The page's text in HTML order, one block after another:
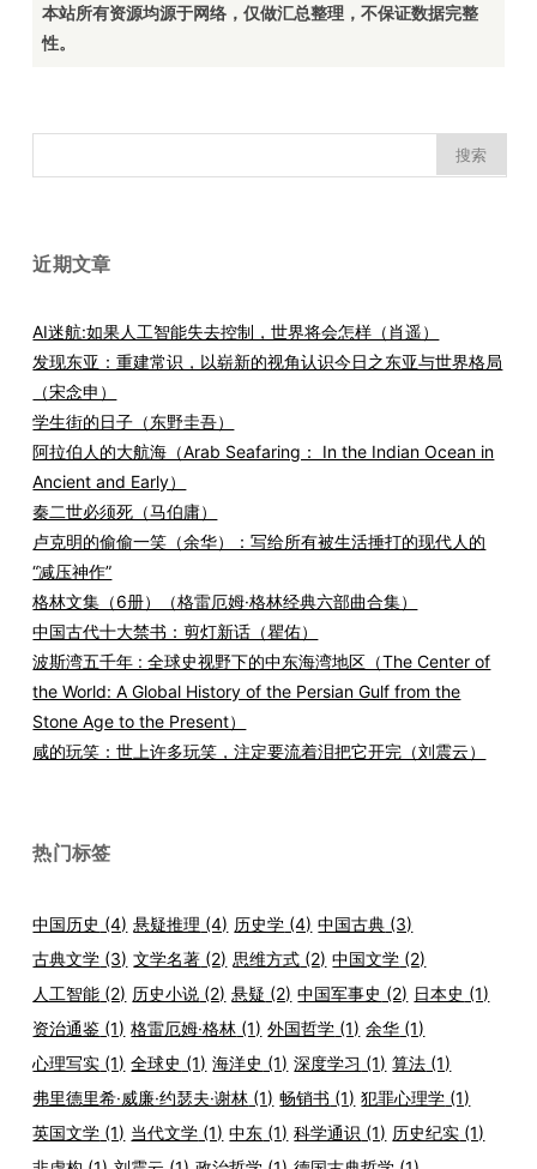
本站所有资源均源于网络，仅做汇总整理，不保证数据完整
性。
索：
近期文章
AI迷航:如果人工智能失去控制，世界将会怎样（肖遥）
发现东亚：重建常识，以崭新的视角认识今日之东亚与世界格局
（宋念申）
学生街的日子（东野圭吾）
阿拉伯人的大航海（Arab Seafaring： In the Indian Ocean in
Ancient and Early）
秦二世必须死（马伯庸）
卢克明的偷偷一笑（余华）：写给所有被生活捶打的现代人的
“减压神作”
格林文集（6册）（格雷厄姆·格林经典六部曲合集）
中国古代十大禁书：剪灯新话（瞿佑）
波斯湾五千年 : 全球史视野下的中东海湾地区（The Center of
the World: A Global History of the Persian Gulf from the
Stone Age to the Present）
咸的玩笑：世上许多玩笑，注定要流着泪把它开完（刘震云）
热门标签
中国历史 (4) 悬疑推理 (4) 历史学 (4) 中国古典 (3)
古典文学 (3) 文学名著 (2) 思维方式 (2) 中国文学 (2)
人工智能 (2) 历史小说 (2) 悬疑 (2) 中国军事史 (2) 日本史 (1)
资治通鉴 (1) 格雷厄姆·格林 (1) 外国哲学 (1) 余华 (1)
心理写实 (1) 全球史 (1) 海洋史 (1) 深度学习 (1) 算法 (1)
弗里德里希·威廉·约瑟夫·谢林 (1) 畅销书 (1) 犯罪心理学 (1)
英国文学 (1) 当代文学 (1) 中东 (1) 科学通识 (1) 历史纪实 (1)